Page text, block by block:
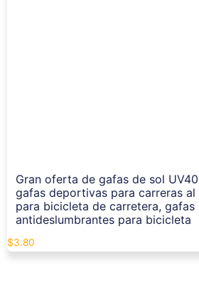
Gran oferta de gafas de sol
gafas deportivas para carreras
para bicicleta de carretera, gafas
antideslumbrantes para bicicleta
$3.80